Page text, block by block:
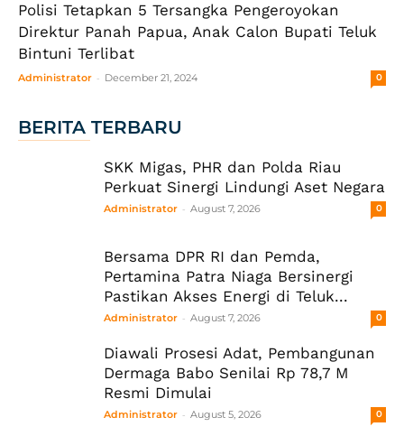
Polisi Tetapkan 5 Tersangka Pengeroyokan
Direktur Panah Papua, Anak Calon Bupati Teluk
Bintuni Terlibat
Administrator - December 21, 2024 0
BERITA TERBARU
SKK Migas, PHR dan Polda Riau
Perkuat Sinergi Lindungi Aset Negara
Administrator - August 7, 2026 0
Bersama DPR RI dan Pemda,
Pertamina Patra Niaga Bersinergi
Pastikan Akses Energi di Teluk...
Administrator - August 7, 2026 0
Diawali Prosesi Adat, Pembangunan
Dermaga Babo Senilai Rp 78,7 M
Resmi Dimulai
Administrator - August 5, 2026 0